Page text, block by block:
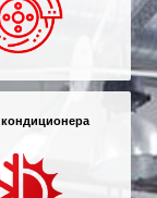
кондиционера